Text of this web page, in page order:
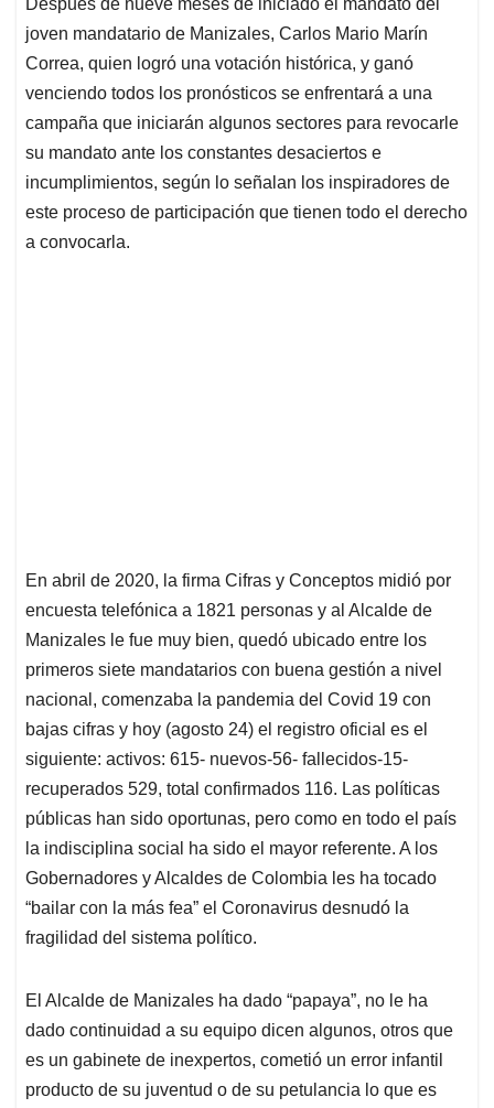
s
A
p
p
b
o
o
k
e
d
I
n
l
a
d
s
joven mandatario de Manizales, Carlos Mario Marín
Correa, quien logró una votación histórica, y ganó
venciendo todos los pronósticos se enfrentará a una
campaña que iniciarán algunos sectores para revocarle
su mandato ante los constantes desaciertos e
incumplimientos, según lo señalan los inspiradores de
este proceso de participación que tienen todo el derecho
a convocarla.
En abril de 2020, la firma Cifras y Conceptos midió por
encuesta telefónica a 1821 personas y al Alcalde de
Manizales le fue muy bien, quedó ubicado entre los
primeros siete mandatarios con buena gestión a nivel
nacional, comenzaba la pandemia del Covid 19 con
bajas cifras y hoy (agosto 24) el registro oficial es el
siguiente: activos: 615- nuevos-56- fallecidos-15-
recuperados 529, total confirmados 116. Las políticas
públicas han sido oportunas, pero como en todo el país
la indisciplina social ha sido el mayor referente. A los
Gobernadores y Alcaldes de Colombia les ha tocado
“bailar con la más fea” el Coronavirus desnudó la
fragilidad del sistema político.
El Alcalde de Manizales ha dado “papaya”, no le ha
dado continuidad a su equipo dicen algunos, otros que
es un gabinete de inexpertos, cometió un error infantil
producto de su juventud o de su petulancia lo que es